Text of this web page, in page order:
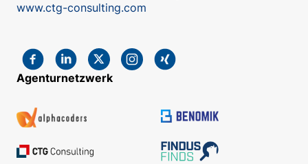
www.ctg-consulting.com
Agenturnetzwerk